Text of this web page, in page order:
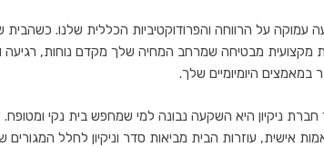
עמוקה על הרווחה והפרודוקטיביות הכללית שלנו. כשהבית
מקצועית מבטיחה שמרחב המחיה שלך מקדם נוחות, רגיעה
במאמצים היומיומיים שלך.
ניקיון היא השקעה נבונה למי שמחפש בית נקי
אישית, עוזרות הבית מביאות סדר וניקיון לחלל המגורים